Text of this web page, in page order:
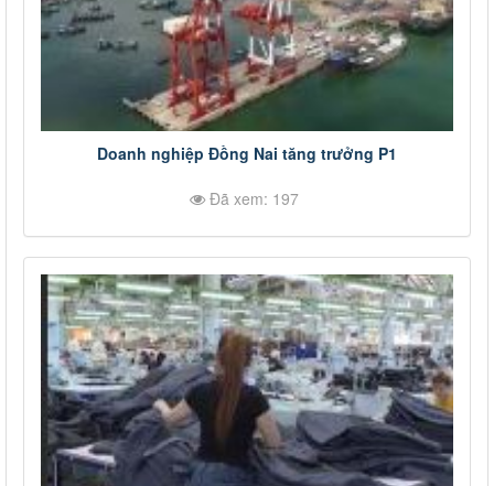
Doanh nghiệp Đồng Nai tăng trưởng P1
Đã xem: 197